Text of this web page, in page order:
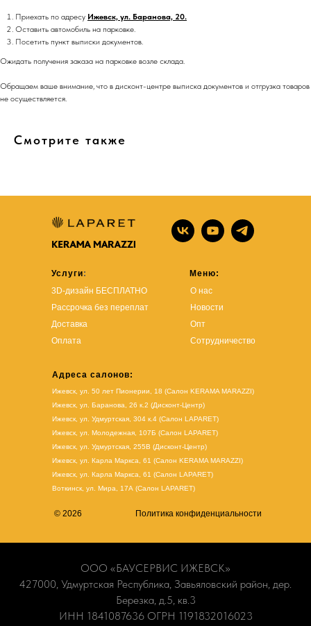
Приехать по адресу Ижевск, ул. Баранова, 20.
Оставить автомобиль на парковке.
Посетить пункт выписки документов.
Ожидать получения заказа на парковке возле склада.
Обращаем ваше внимание, что в дисконт-центре выписка документов и отгрузка товаров
не осуществляется.
Смотрите также
Услуги:
3D-дизайн БЕСПЛАТНО
Рассрочка без переплат
Доставка
Оплата
Меню:
О нас
Новости
Опт
Сотрудничество
Адреса салонов:
Ижевск, ул. 50 лет Пионерии, 18 (Салон KERAMA MARAZZI)
Ижевск, ул. Баранова, 26 к.2 (Дисконт-Центр)
Ижевск, ул. Удмуртская, 304 к.4 (Салон LAPARET)
Ижевск, ул. Молодежная, 107Б (Салон LAPARET)
Ижевск, ул. Удмуртская, 255В (Дисконт-Центр)
Ижевск, ул. Карла Маркса, 61 (Салон KERAMA MARAZZI)
Ижевск, ул. Карла Маркса, 61 (Салон LAPARET)
Воткинск, ул. Мира, 17А (Салон LAPARET)
© 2026 Политика конфиденциальности
ООО «БАУСЕРВИС ИЖЕВСК»
427000, Удмуртская Республика, Завьяловский район, дер.
Березка, д.5, кв.3
ИНН 1841087636 ОГРН 1191832016023